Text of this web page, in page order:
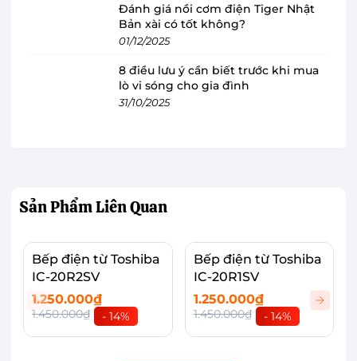
Điều khiển cảm ứng trực tiếp tiện lợi
Bếp điện từ Toshiba IC-20S2PV có thiết kế bảng
hỗ trợ tiếng Việt dễ dàng sử dụng. Có 4 chế độ
nấu được thiết lập sẵn bao gồm: nấu nước, giữ
Đánh giá nồi cơm điện Tiger Nhật
Bản xài có tốt không?
01/12/2025
8 điều lưu ý cần biết trước khi mua
lò vi sóng cho gia đình
31/10/2025
Sản PhẩmLiên Quan
Bếp điện từ Toshiba
IC-20R2SV
1.250.000₫
1.450.000₫ - 14%
Bếp điện từ Toshiba
IC-20R1SV
1.250.000₫
1.450.000₫ - 14%